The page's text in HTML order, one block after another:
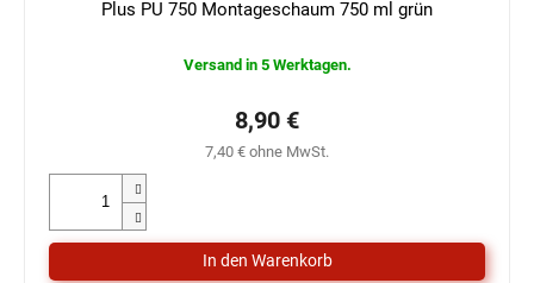
Plus PU 750 Montageschaum 750 ml grün
Versand in 5 Werktagen.
7,40 € ohne MwSt.
8,90 €